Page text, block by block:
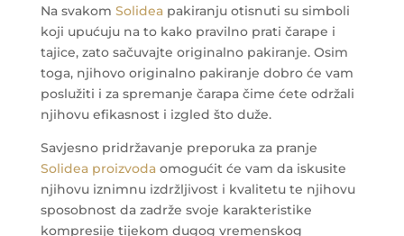
Na svakom Solideapakiranju otisnuti su simboli
koji upućuju na to kako pravilno prati čarape i
tajice, zato sačuvajte originalno pakiranje. Osim
toga, njihovo originalno pakiranje dobro će vam
poslužiti i za spremanje čarapa čime ćete održali
njihovu efikasnost i izgled što duže.
Savjesno pridržavanje preporuka za pranje
Solidea proizvodaomogućit će vam da iskusite
njihovu iznimnu izdržljivost i kvalitetu te njihovu
sposobnost da zadrže svoje karakteristike
kompresije tijekom dugog vremenskog